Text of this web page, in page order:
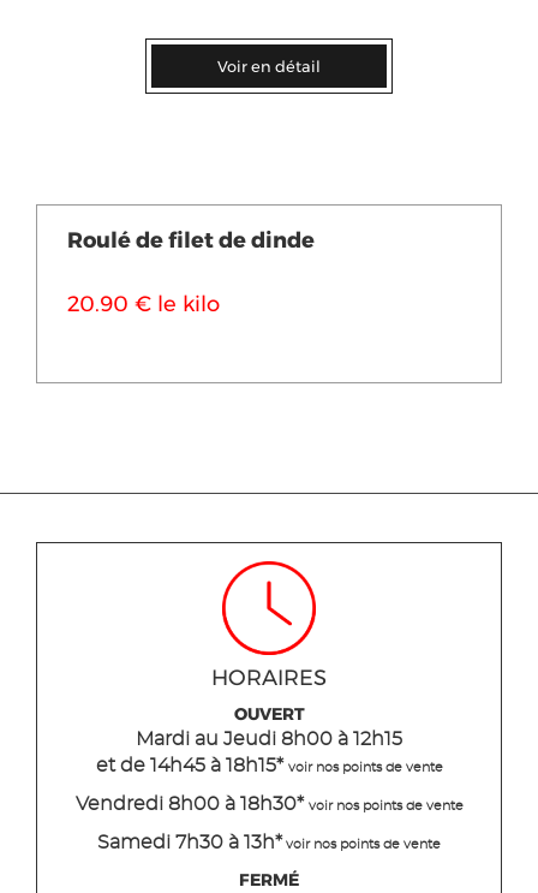
Voir en détail
Roulé de filet de dinde
20.90 € le kilo
HORAIRES
OUVERT
Mardi au Jeudi 8h00 à 12h15
et de 14h45 à 18h15* voir nos points de vente
Vendredi 8h00 à 18h30* voir nos points de vente
Samedi 7h30 à 13h* voir nos points de vente
FERMÉ